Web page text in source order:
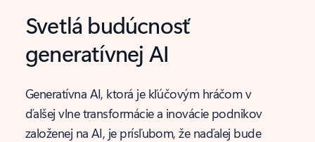
Svetlá budúcnosť
generatívnej AI
Generatívna AI, ktorá je kľúčovým hráčom v
ďalšej vlne transformácie a inovácie podnikov
založenej na AI, je prísľubom, že naďalej bude